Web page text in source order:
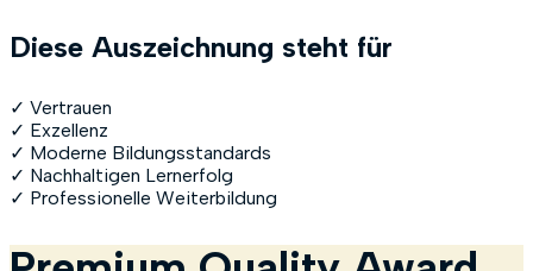
Diese Auszeichnung steht für
✓ Vertrauen
✓ Exzellenz
✓ Moderne Bildungsstandards
✓ Nachhaltigen Lernerfolg
✓ Professionelle Weiterbildung